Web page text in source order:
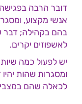
דובר הרבה
אנשי מקצוע,
בהם בקהילה; דבר
לאשפוזים יקרים.
יש לפעול כמה
ומסגרות שהות
לכאלה שהם